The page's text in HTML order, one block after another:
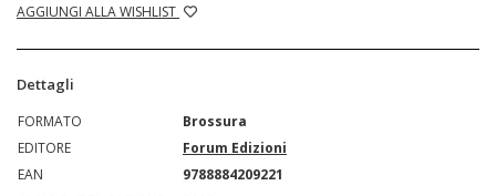
AGGIUNGI ALLA WISHLIST
Dettagli
FORMATO
Brossura
EDITORE
Forum Edizioni
EAN
9788884209221